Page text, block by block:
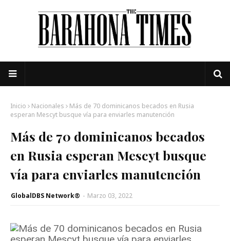
Inicio Nacionales
Más de 70 dominicanos becados en Rusia
esperan Mescyt busque vía para enviarles manutención
Más de 70 dominicanos becados
en Rusia esperan Mescyt busque
vía para enviarles manutención
GlobalDBS Network® - Marzo 03, 2022